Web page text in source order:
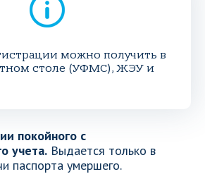
можно получить в
столе (УФМС), ЖЭУ и
покойного с
учета. Выдается только в
паспорта умершего.